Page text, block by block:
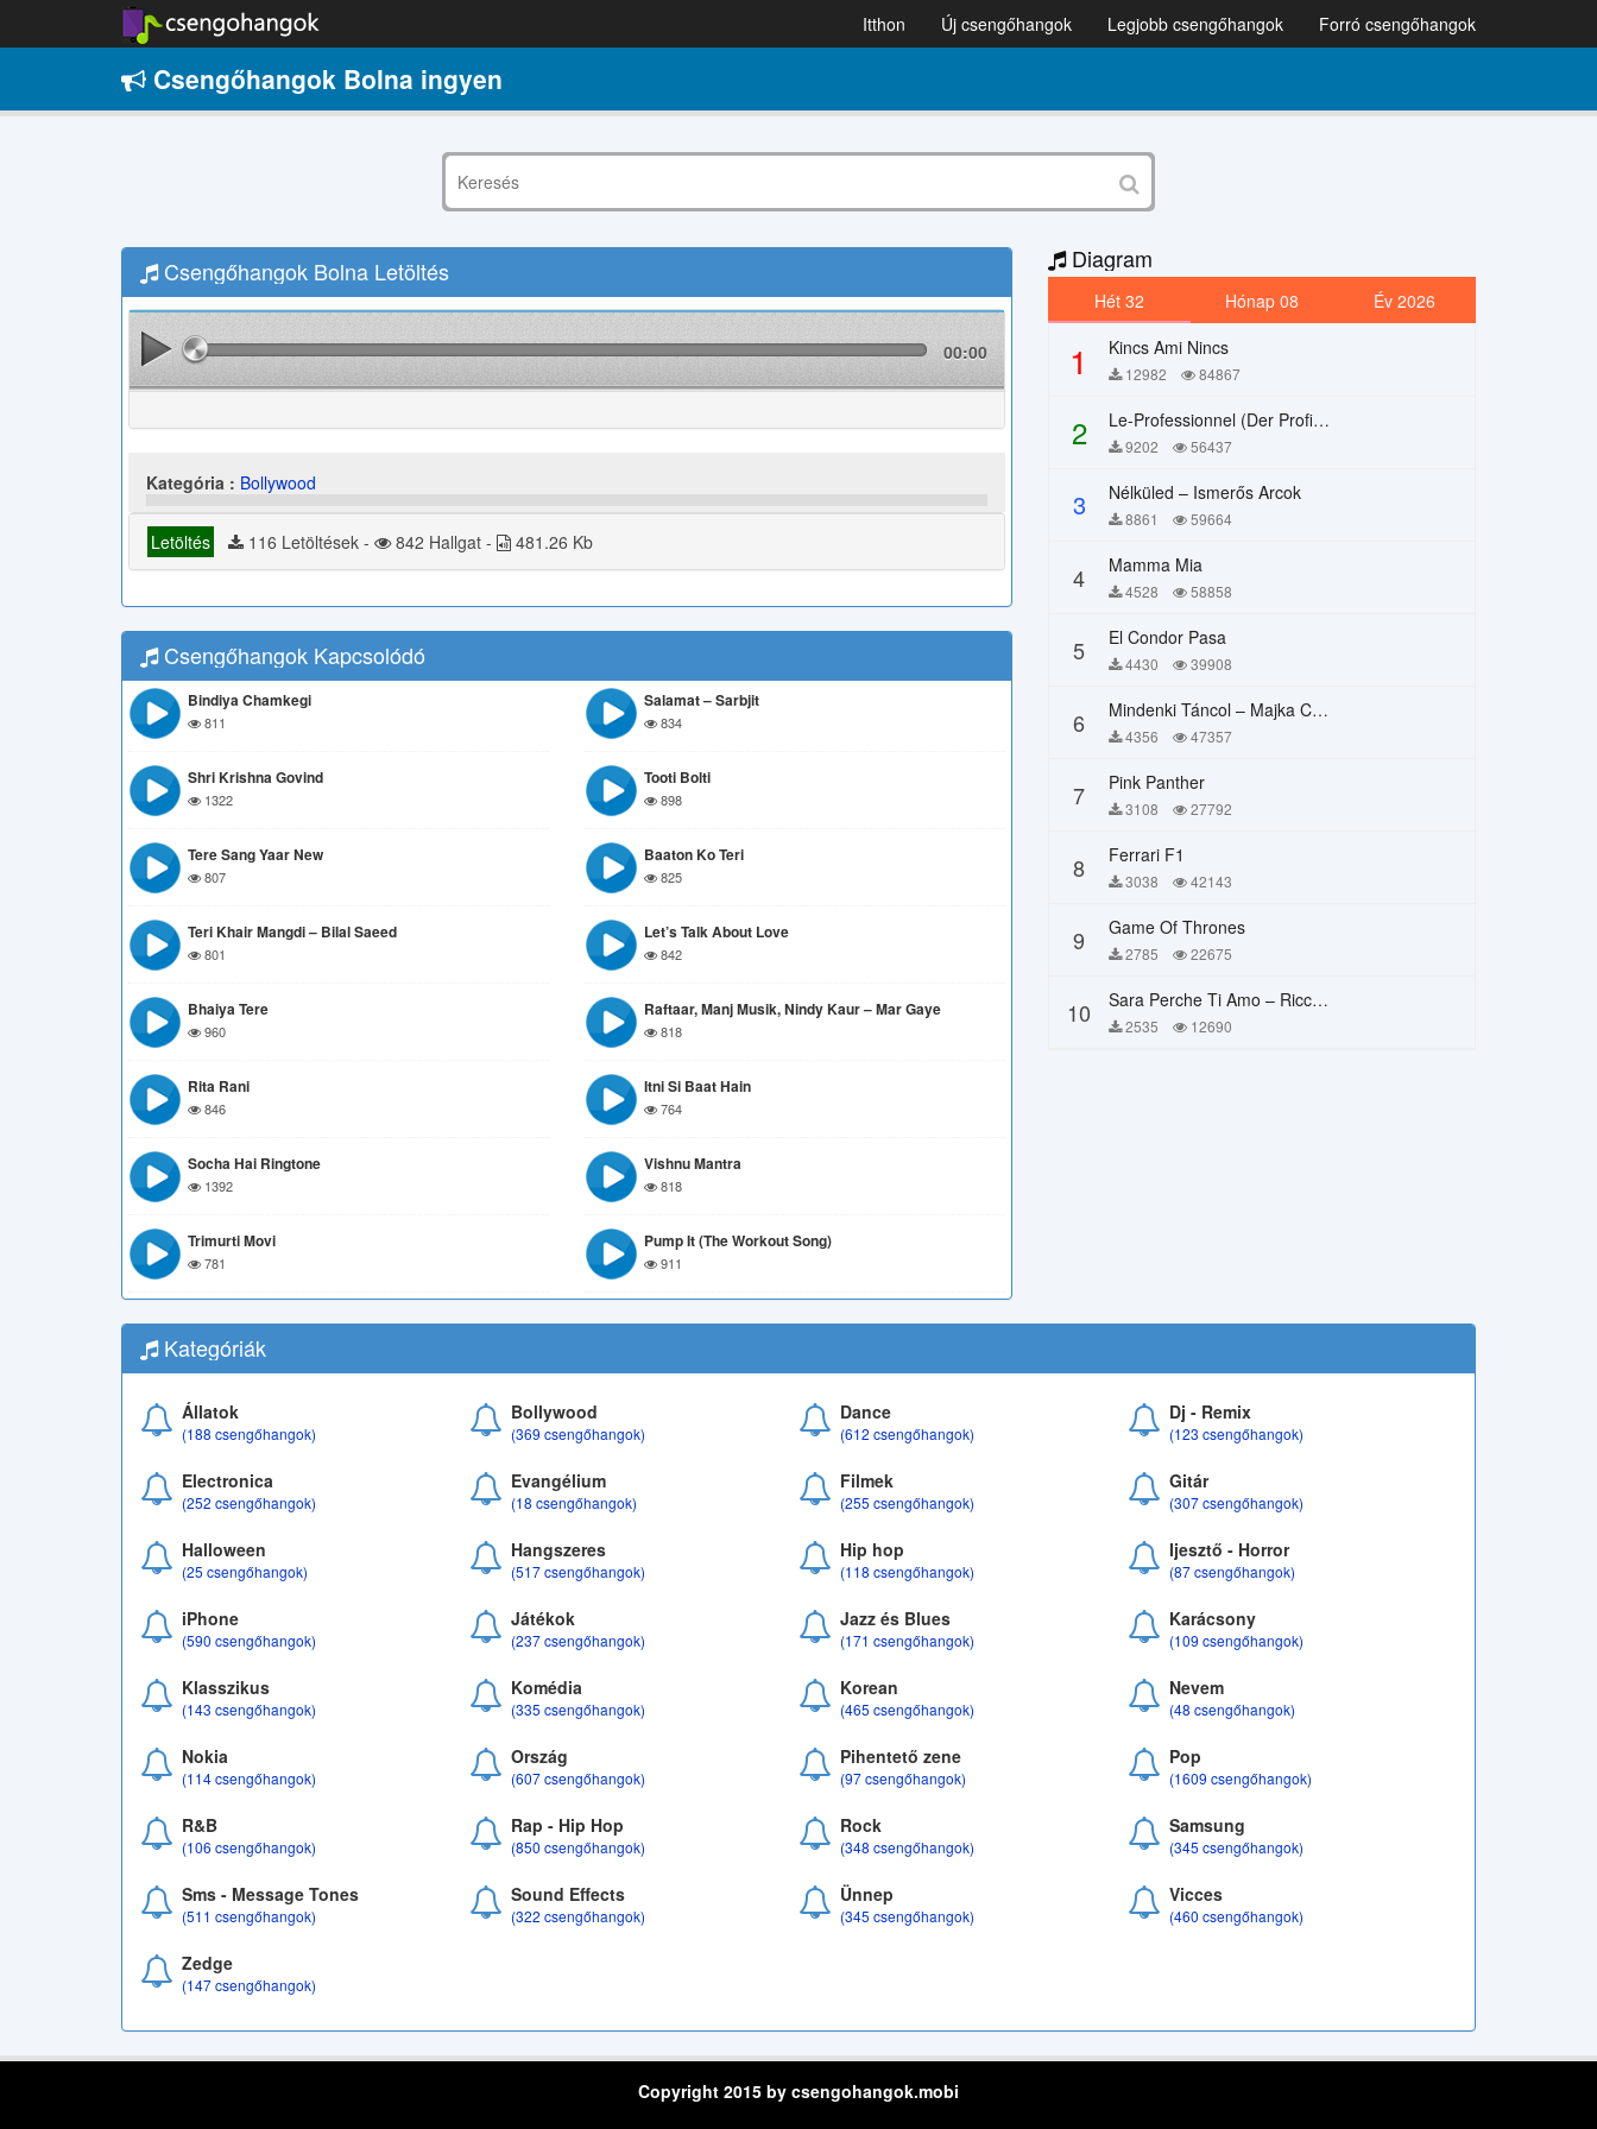
Itthon Új csengőhangok Legjobb csengőhangok Forró csengőhangok
Csengőhangok Bolna ingyen
Csengőhangok Bolna Letöltés
00:00
Kategória : Bollywood
Letöltés 116 Letöltések - 842 Hallgat - 481.26 Kb
Csengőhangok Kapcsolódó
Bindiya Chamkegi
811
Salamat – Sarbjit
834
Shri Krishna Govind
1322
Tooti Bolti
898
Tere Sang Yaar New
807
Baaton Ko Teri
825
Teri Khair Mangdi – Bilal Saeed
801
Let’s Talk About Love
842
Bhaiya Tere
960
Raftaar, Manj Musik, Nindy Kaur – Mar Gaye
818
Rita Rani
846
Itni Si Baat Hain
764
Socha Hai Ringtone
1392
Vishnu Mantra
818
Trimurti Movi
781
Pump It (The Workout Song)
911
Diagram
Hét 32 Hónap 08 Év 2026
1 Kincs Ami Nincs
12982 84867
2 Le-Professionnel (Der Profi) – Chi Mai
9202 56437
3 Nélküled – Ismerős Arcok
8861 59664
4 Mamma Mia
4528 58858
5 El Condor Pasa
4430 39908
6 Mindenki Táncol – Majka Curtis, Péter Majoros
4356 47357
7 Pink Panther
3108 27792
8 Ferrari F1
3038 42143
9 Game Of Thrones
2785 22675
10 Sara Perche Ti Amo – Ricchi E Poveri
2535 12690
Kategóriák
Állatok
(188 csengőhangok)
Bollywood
(369 csengőhangok)
Dance
(612 csengőhangok)
Dj - Remix
(123 csengőhangok)
Electronica
(252 csengőhangok)
Evangélium
(18 csengőhangok)
Filmek
(255 csengőhangok)
Gitár
(307 csengőhangok)
Halloween
(25 csengőhangok)
Hangszeres
(517 csengőhangok)
Hip hop
(118 csengőhangok)
Ijesztő - Horror
(87 csengőhangok)
iPhone
(590 csengőhangok)
Játékok
(237 csengőhangok)
Jazz és Blues
(171 csengőhangok)
Karácsony
(109 csengőhangok)
Klasszikus
(143 csengőhangok)
Komédia
(335 csengőhangok)
Korean
(465 csengőhangok)
Nevem
(48 csengőhangok)
Nokia
(114 csengőhangok)
Ország
(607 csengőhangok)
Pihentető zene
(97 csengőhangok)
Pop
(1609 csengőhangok)
R&B
(106 csengőhangok)
Rap - Hip Hop
(850 csengőhangok)
Rock
(348 csengőhangok)
Samsung
(345 csengőhangok)
Sms - Message Tones
(511 csengőhangok)
Sound Effects
(322 csengőhangok)
Ünnep
(345 csengőhangok)
Vicces
(460 csengőhangok)
Zedge
(147 csengőhangok)
Copyright 2015 by csengohangok.mobi